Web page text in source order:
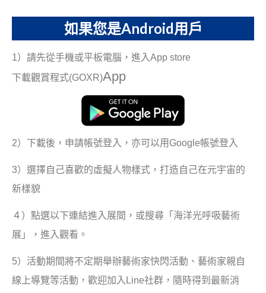
如果您是Android用戶
1）請先從手機或平板電腦，進入App store
下載觀賞程式(GOXR)App
2）下載後，申請帳號登入，亦可以用Google帳號登入
3）選擇自己喜歡的虛擬人物樣式，打造自己在元宇宙的
新樣貌
４）點選以下連結進入展間，或搜尋「海洋光呼吸藝術
展」，進入觀看。
5）活動期間將不定期舉辦藝術家快閃活動、藝術家親自
線上導覽等活動，歡迎加入Line社群，隨時得到最新消